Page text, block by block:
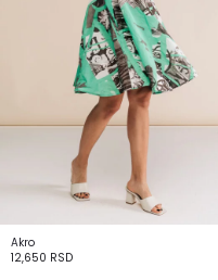
Akro
12,650 RSD